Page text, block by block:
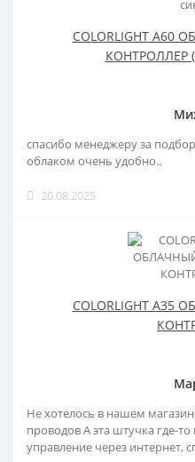
COLORLIGHT
КОНТРОЛЛЕР
спасибо менеджеру за
облаком очень удобно..
20.08.2025
COLORLIGHT
Не хотелось в нашем
проводов А эта штучка где-
управление через интернет,